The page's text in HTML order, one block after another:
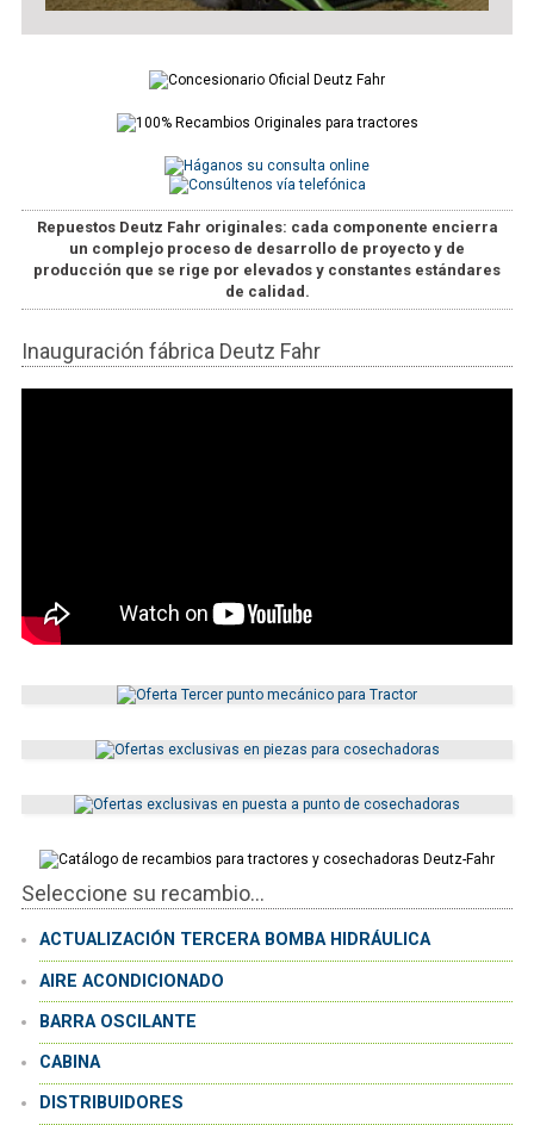
Repuestos Deutz Fahr originales: cada componente encierra
un complejo proceso de desarrollo de proyecto y de
producción que se rige por elevados y constantes estándares
de calidad.
Inauguración fábrica Deutz Fahr
Seleccione su recambio...
ACTUALIZACIÓN TERCERA BOMBA HIDRÁULICA
AIRE ACONDICIONADO
BARRA OSCILANTE
CABINA
DISTRIBUIDORES